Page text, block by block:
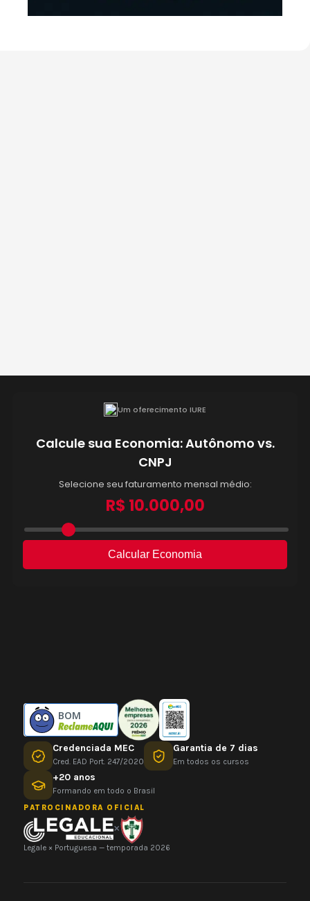
BOM
Credenciada MEC
Cred. EAD Port. 247/2020
Garantia de 7 dias
Em todos os cursos
+20 anos
Formando em todo o Brasil
PATROCINADORA OFICIAL
×
Legale × Portuguesa — temporada 2026